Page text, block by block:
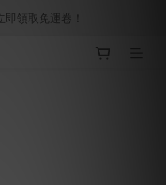
即領取免運卷！